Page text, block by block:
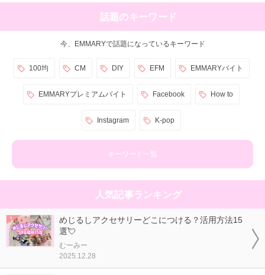
話題のキーワード
今、EMMARYで話題になっているキーワード
100均 CM DIY EFM EMMARYバイト
EMMARYプレミアムバイト Facebook How to
Instagram K-pop
キーワード一覧
人気記事ランキング
めじるしアクセサリーどこにつける？活用方法15
選💘
むーみー
2025.12.28